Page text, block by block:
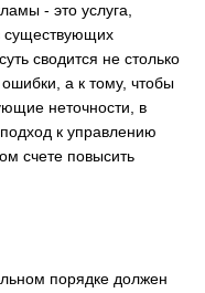
- это услуга,
существующих
сводится не столько
ошибки, а к тому, чтобы
неточности, в
к управлению
счете повысить
порядке должен